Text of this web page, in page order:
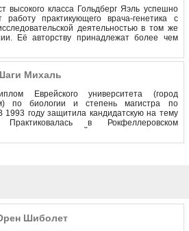
высокого класса Гольдберг Яэль успешно
работу практикующего врача-генетика с
деятельностью в том же
Её авторству принадлежат более чем
медицинских изданиях.
Михаль
Еврейского университета (город
по биологии и степень магистра по
1993 году защитила кандидатскую на тему
Практиковалась в Рокфеллеровском
Шиболет